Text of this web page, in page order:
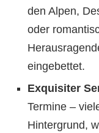
den Alpen,
oder
eingebettet.
Exquisiter
Termine –
Hintergrund,